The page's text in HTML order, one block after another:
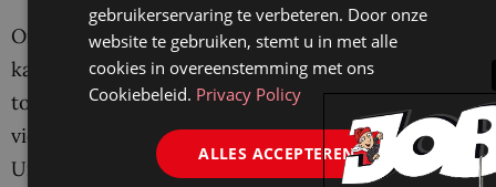
Onder de Trump-regering koos de SEC vaak de
kant van de bedrijven, maar inmiddels is de
toezichthouder van koers veranderd: er werd in
vier zaken beslist in het voordeel van Follow This.
Ursch noemt die ontwikkeling een katalysator.
gebruikerservaring te verbeteren. Door onze
website te gebruiken, stemt u in met alle
cookies in overeenstemming met ons
Cookiebeleid. Privacy Policy
ALLES ACCEPTEREN